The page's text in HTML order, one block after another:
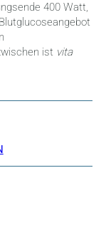
400 Watt,
ist vita